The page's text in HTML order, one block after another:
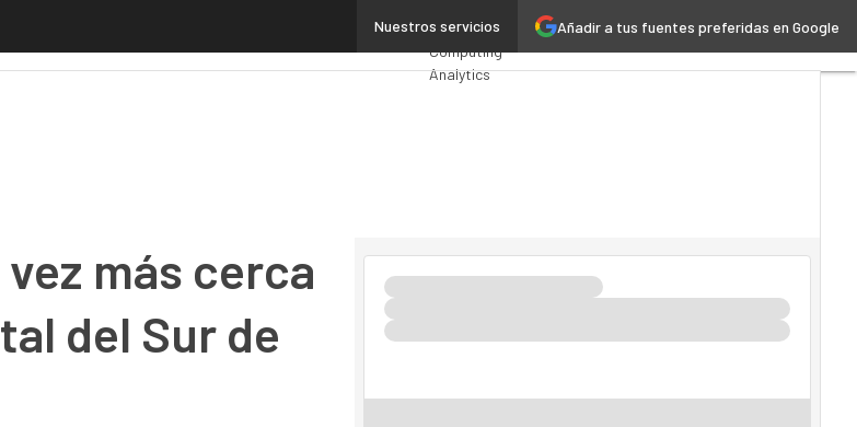
Añadir a tus fuentes preferidas en Google
Nuestros servicios
de convertirse en hub digital del Sur de EuropaPremios
Computing
Analytics
Movilidad
Mercado TI
más cerca
del Sur de